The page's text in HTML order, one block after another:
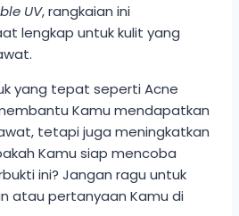
UV, rangkaian ini
lengkap untuk kulit yang
yang tepat seperti Acne
Kamu mendapatkan
tetapi juga meningkatkan
Kamu siap mencoba
ini? Jangan ragu untuk
atau pertanyaan Kamu di